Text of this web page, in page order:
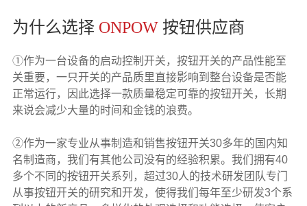
为什么选择 ONPOW按钮供应商
①作为一台设备的启动控制开关，按钮开关的产品性能至
关重要，一只开关的产品质里直接影响到整台设备是否能
正常运行，因此选择一款质量稳定可靠的按钮开关，长期
来说会减少大量的时间和金钱的浪费。
②作为一家专业从事制造和销售按钮开关30多年的国内知
名制造商，我们有其他公司没有的经验积累。我们拥有40
多个不同的按钮开关系列，超过30人的技术研发团队专门
从事按钮开关的研究和开发，使得我们每年至少研发3个系